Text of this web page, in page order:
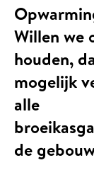
Willen we
houden,
mogelijk
alle
de